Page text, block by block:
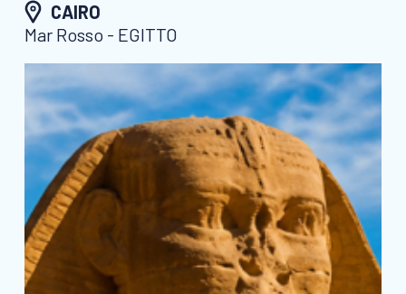
CAIRO
Mar Rosso - EGITTO